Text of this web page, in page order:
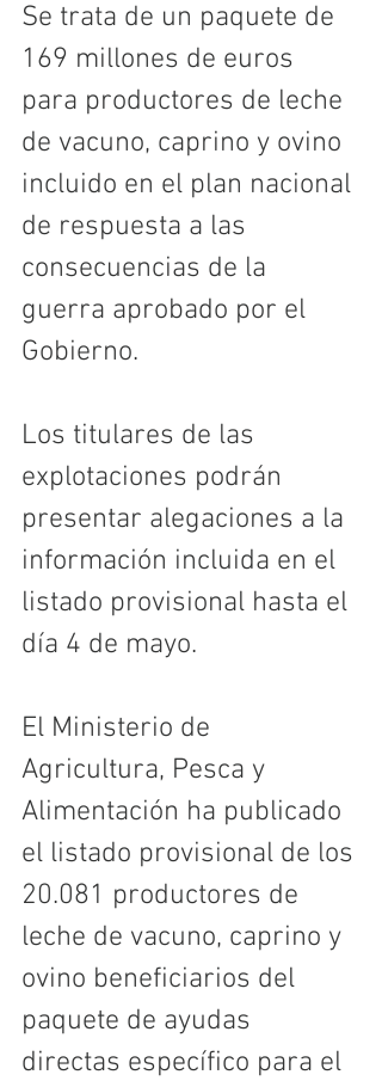
Se trata de un paquete de
169 millones de euros
para productores de leche
de vacuno, caprino y ovino
incluido en el plan nacional
de respuesta a las
consecuencias de la
guerra aprobado por el
Gobierno.
Los titulares de las
explotaciones podrán
presentar alegaciones a la
información incluida en el
listado provisional hasta el
día 4 de mayo.
El Ministerio de
Agricultura, Pesca y
Alimentación ha publicado
el listado provisional de los
20.081 productores de
leche de vacuno, caprino y
ovino beneficiarios del
paquete de ayudas
directas específico para el